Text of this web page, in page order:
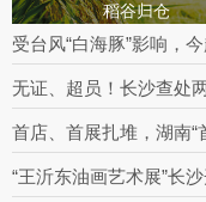
稻谷归仓
无证、超员！长沙查处
首店、首展扎堆，湖南“
“王沂东油画艺术展”长